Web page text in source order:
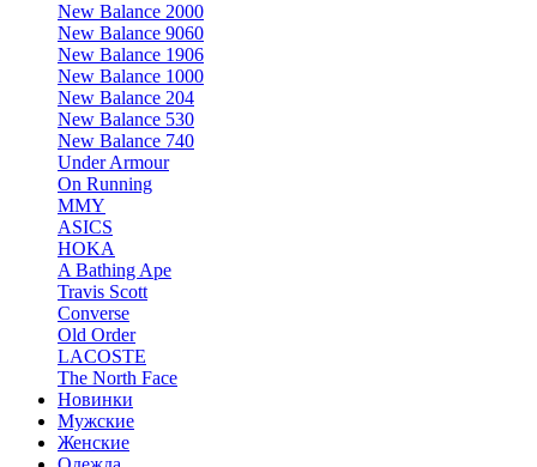
New Balance 2000
New Balance 9060
New Balance 1906
New Balance 1000
New Balance 204
New Balance 530
New Balance 740
Under Armour
On Running
MMY
ASICS
HOKA
A Bathing Ape
Travis Scott
Converse
Old Order
LACOSTE
The North Face
Новинки
Мужские
Женские